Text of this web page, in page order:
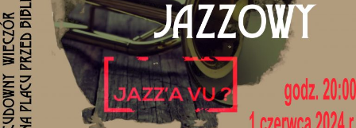
rozumiemy, że natężenie dźwięku wystarczyło do ich
instalacji, to na tym odcinku generują dokładnie ten sam
poziom dźwięku co tam. Sprawdzałyśmy, że odległość
naszych nieruchomości od drogi jest taka sama, a nawet
w stosunku do niektórych mniejsza niż tych, które są na
początku miejscowości chronione ekranami – mówi